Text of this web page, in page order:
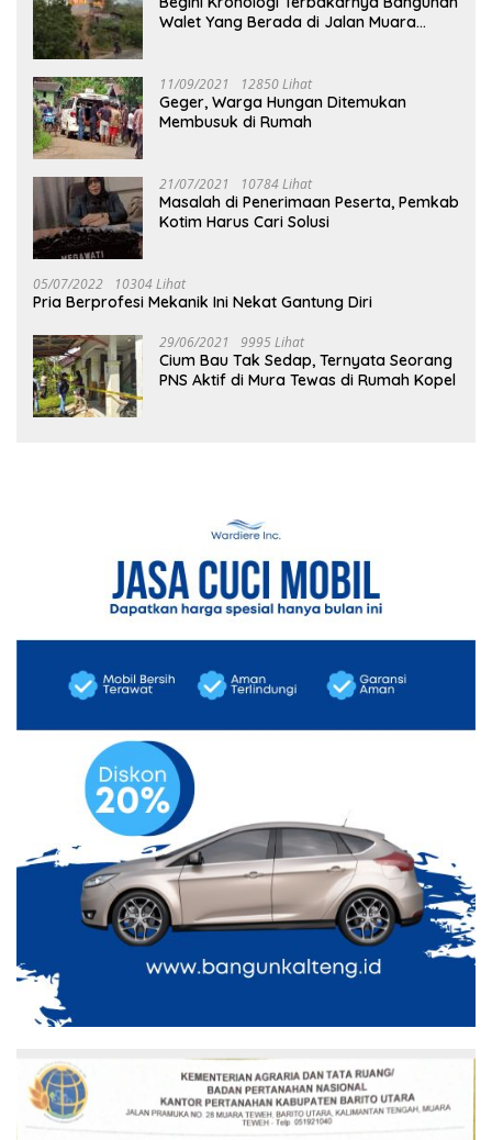
Walet Yang Berada di Jalan Muara
11/09/2021 12850 Lihat
Geger, Warga Hungan Ditemukan
Membusuk di Rumah
21/07/2021 10784 Lihat
Masalah di Penerimaan Peserta, Pemkab
Kotim Harus Cari Solusi
05/07/2022 10304 Lihat
Pria Berprofesi Mekanik Ini Nekat Gantung Diri
29/06/2021 9995 Lihat
Cium Bau Tak Sedap, Ternyata Seorang
PNS Aktif di Mura Tewas di Rumah Kopel